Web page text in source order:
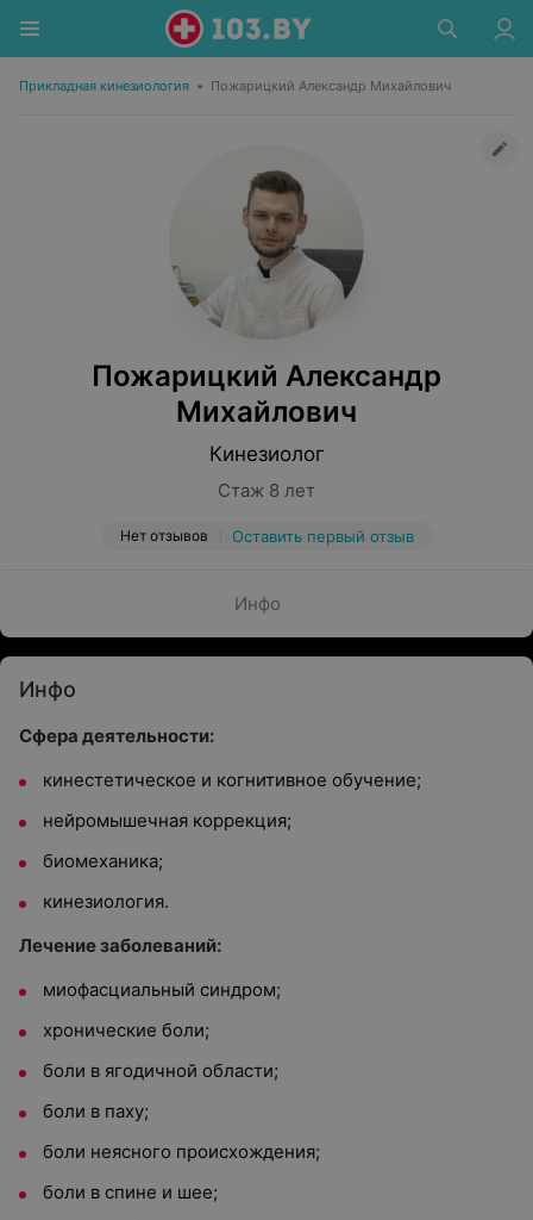
Прикладная кинезиология • Пожарицкий Александр Михайлович
Пожарицкий Александр
Михайлович
Кинезиолог
Стаж 8 лет
Нет отзывов Оставить первый отзыв
Инфо
Инфо
Сфера деятельности:
кинестетическое и когнитивное обучение;
нейромышечная коррекция;
биомеханика;
кинезиология.
Лечение заболеваний:
миофасциальный синдром;
хронические боли;
боли в ягодичной области;
боли в паху;
боли неясного происхождения;
боли в спине и шее;